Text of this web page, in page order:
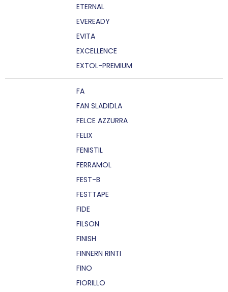
ETERNAL
EVEREADY
EVITA
EXCELLENCE
EXTOL-PREMIUM
FA
FAN SLADIDLA
FELCE AZZURRA
FELIX
FENISTIL
FERRAMOL
FEST-B
FESTTAPE
FIDE
FILSON
FINISH
FINNERN RINTI
FINO
FIORILLO